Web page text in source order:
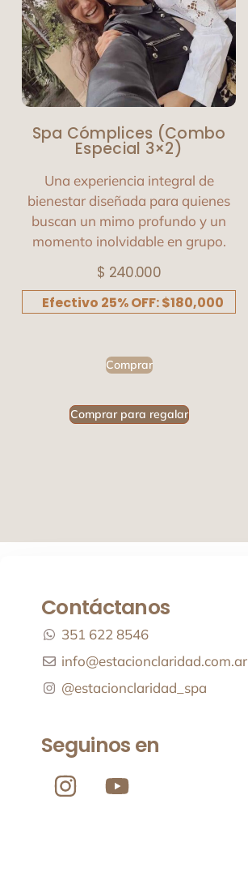
Spa Cómplices (Combo
Especial 3×2)
Una experiencia integral de
bienestar diseñada para quienes
buscan un mimo profundo y un
momento inolvidable en grupo.
$ 240.000
Efectivo 25% OFF: $180,000
Comprar
Comprar para regalar
Contáctanos
351 622 8546
info@estacionclaridad.com.ar
@estacionclaridad_spa
Seguinos en